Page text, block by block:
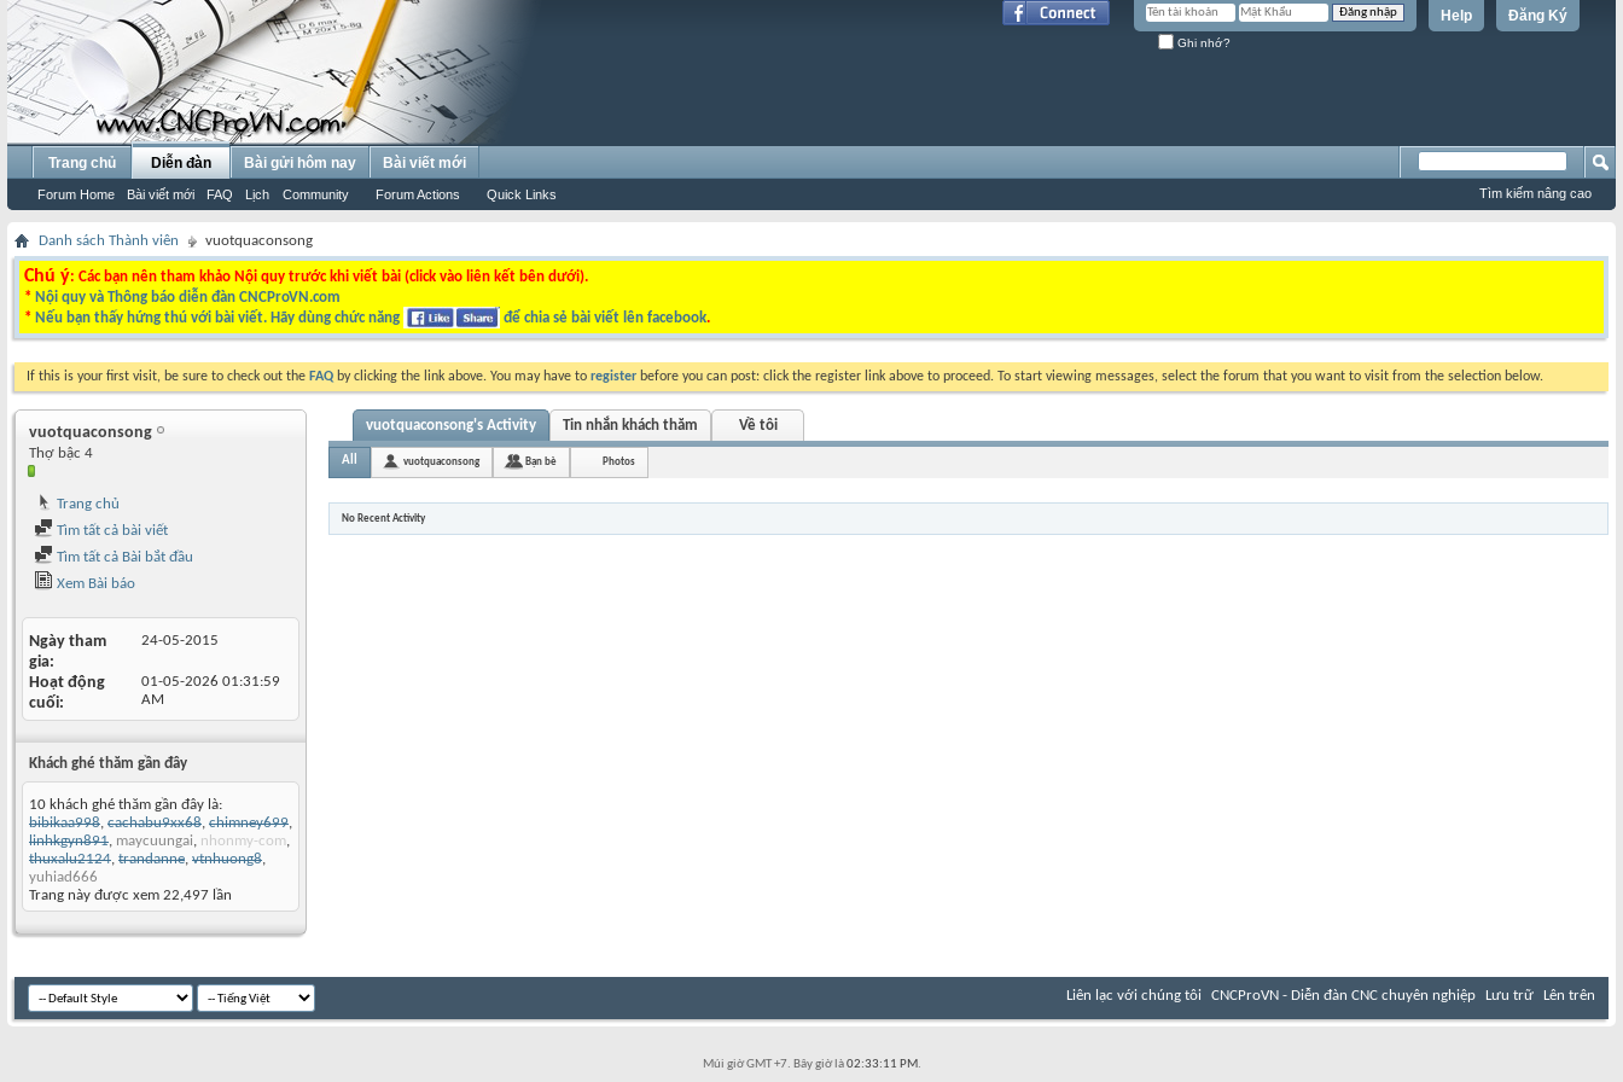
Đăng Ký
Help
Ghi nhớ?
Trang chủ Diễn đàn
Forum Home Bài viết mới FAQ Lịch Community Forum Actions Quick Links
Bài gửi hôm nay Bài viết mới
Tìm kiếm nâng cao
Danh sách Thành viên vuotquaconsong
Chú ý: Các bạn nên tham khảo Nội quy trước khi viết bài (click vào liên kết bên dưới).
* Nội quy và Thông báo diễn đàn CNCProVN.com
* Nếu bạn thấy hứng thú với bài viết. Hãy dùng chức năng để chia sẻ bài viết lên facebook.
If this is your first visit, be sure to check out the FAQ by clicking the link above. You may have to register before you can post: click the register link above to proceed. To start viewing messages, select the forum that you want to visit from the selection below.
vuotquaconsong
Thợ bậc 4
Trang chủ
Tìm tất cả bài viết
Tìm tất cả Bài bắt đầu
Xem Bài báo
Ngày tham
gia
24-05-2015
Hoạt động
cuối
01-05-2026 01:31:59
AM
Khách ghé thăm gần đây
10 khách ghé thăm gần đây là:
bibikaa998, cachabu9xx68, chimney699,
linhkgyn891, maycuungai, nhonmy-com,
thuxalu2124, trandanne, vtnhuong8,
yuhiad666
Trang này được xem 22,497 lần
vuotquaconsong's Activity Tin nhắn khách thăm Về tôi
All vuotquaconsong Bạn bè Photos
No Recent Activity
Liên lạc với chúng tôi CNCProVN - Diễn đàn CNC chuyên nghiệp Lưu trữ Lên trên
Múi giờ GMT +7. Bây giờ là02:33:11 PM.